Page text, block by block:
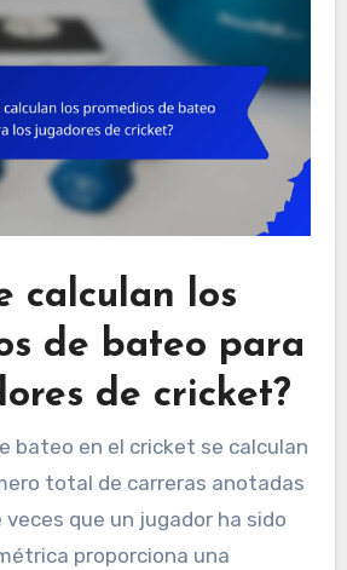
calculan los
de bateo para
de cricket?
bateo en el cricket se calculan
total de carreras anotadas
veces que un jugador ha sido
proporciona una